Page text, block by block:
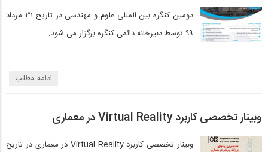
دومین کنگره بین المللی علوم و مهندسی در تاریخ ۳۱ مرداد
۹۹ توسط دبیرخانه دائمی کنگره برگزار می شود.
ادامه مطلب
وبینار تخصصی کاربرد Virtual Reality در معماری
وبینار تخصصی کاربرد Virtual Reality در معماری در تاریخ